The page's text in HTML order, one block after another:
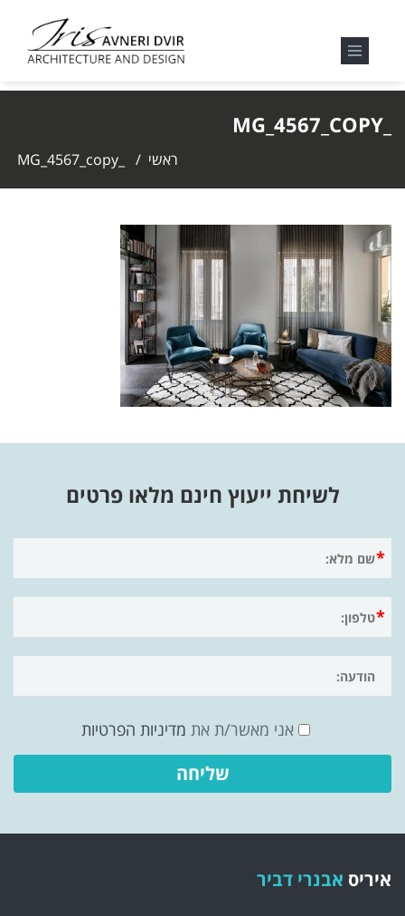
ראשי /
לשיחת ייעוץ חינם מלאו פרטים
אני מאשר/ת את מדיניות הפרטיות
איריס אבנרי דביר